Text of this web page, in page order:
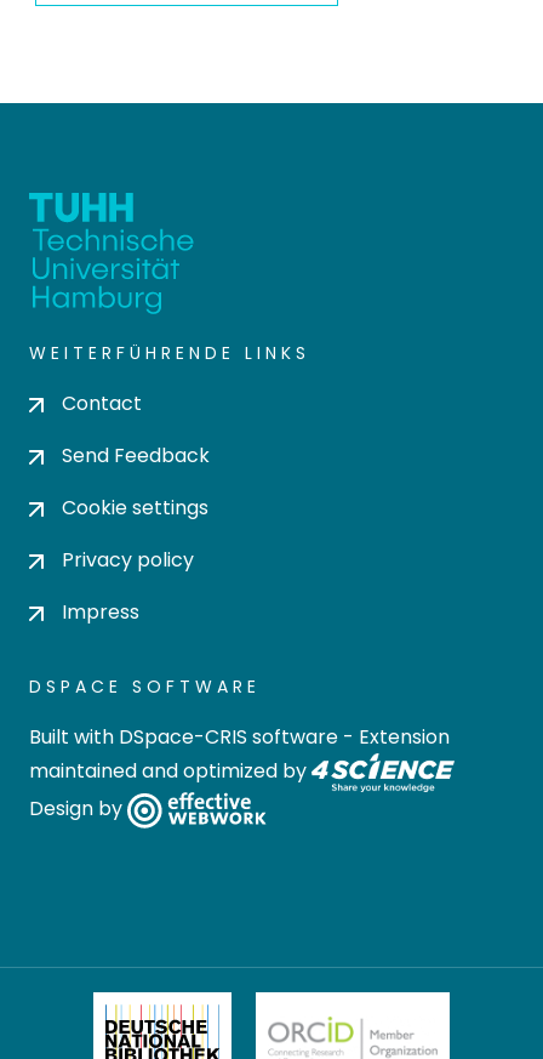
WEITERFÜHRENDE LINKS
Contact
Send Feedback
Cookie settings
Privacy policy
Impress
DSPACE SOFTWARE
Built with DSpace-CRIS software - Extension
maintained and optimized by
Design by